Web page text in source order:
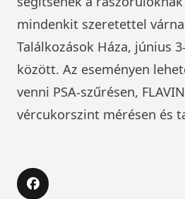
mindenkit szeretettel
Találkozások Háza, június
között. Az eseményen
venni PSA-szűrésen,
vércukorszint mérésen és